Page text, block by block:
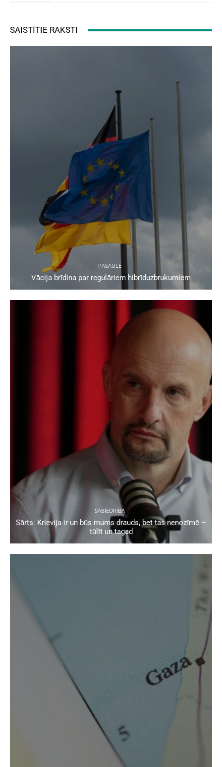
SAISTĪTIE RAKSTI
PASAULĒ
Vācija brīdina par regulāriem hibrīduzbrukumiem
SABIEDRĪBA
Sārts: Krievija ir un būs mums drauds, bet tas nenozīmē –
tūlīt un tagad